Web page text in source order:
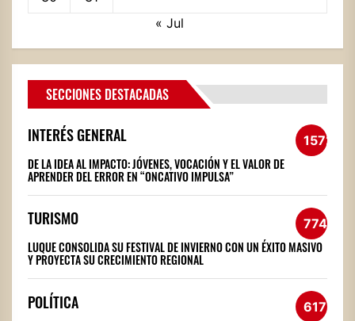
« Jul
SECCIONES DESTACADAS
INTERÉS GENERAL 1572
DE LA IDEA AL IMPACTO: JÓVENES, VOCACIÓN Y EL VALOR DE
APRENDER DEL ERROR EN “ONCATIVO IMPULSA”
TURISMO 774
LUQUE CONSOLIDA SU FESTIVAL DE INVIERNO CON UN ÉXITO MASIVO
Y PROYECTA SU CRECIMIENTO REGIONAL
POLÍTICA 617